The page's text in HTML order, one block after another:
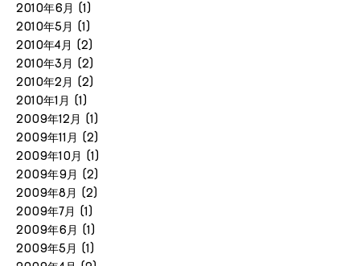
2010年6月 (1)
2010年5月 (1)
2010年4月 (2)
2010年3月 (2)
2010年2月 (2)
2010年1月 (1)
2009年12月 (1)
2009年11月 (2)
2009年10月 (1)
2009年9月 (2)
2009年8月 (2)
2009年7月 (1)
2009年6月 (1)
2009年5月 (1)